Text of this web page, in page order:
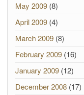
May 2009 (8)
April 2009 (4)
March 2009 (8)
February 2009 (16)
January 2009 (12)
December 2008 (17)